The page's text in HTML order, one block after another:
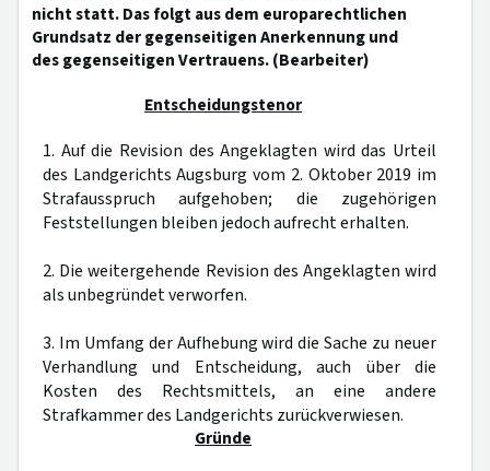
nicht statt. Das folgt aus dem europarechtlichen
Grundsatz der gegenseitigen Anerkennung und
des gegenseitigen Vertrauens. (Bearbeiter)
Entscheidungstenor
1. Auf die Revision des Angeklagten wird das Urteil
des Landgerichts Augsburg vom 2. Oktober 2019 im
Strafausspruch aufgehoben; die zugehörigen
Feststellungen bleiben jedoch aufrecht erhalten.
2. Die weitergehende Revision des Angeklagten wird
als unbegründet verworfen.
3. Im Umfang der Aufhebung wird die Sache zu neuer
Verhandlung und Entscheidung, auch über die
Kosten des Rechtsmittels, an eine andere
Strafkammer des Landgerichts zurückverwiesen.
Gründe